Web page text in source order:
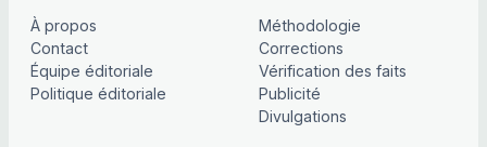
À propos
Contact
Équipe éditoriale
Politique éditoriale
Méthodologie
Corrections
Vérification des faits
Publicité
Divulgations